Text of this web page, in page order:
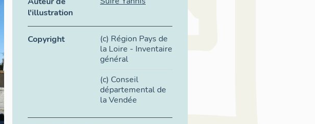
l'illustration
Copyright
(c) Région Pays de
la Loire - Inventaire
général
(c) Conseil
départemental de
la Vendée